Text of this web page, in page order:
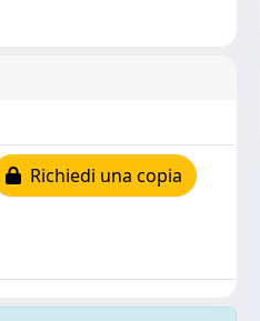
Richiedi una copia